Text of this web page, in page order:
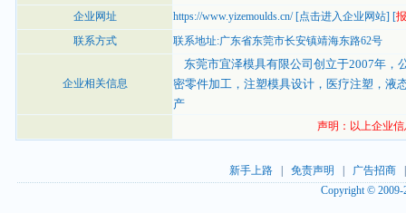
企业网址
https://www.yizemoulds.cn/[点击进入企业网站] [
联系方式
联系地址:广东省东莞市长安镇靖海东路62号
企业相关信息
东莞市宜泽模具有限公司创立于2007年，
密零件加工，注塑模具设计，医疗注塑，液
产
声明：以上企业
新手上路| 免责声明 广告招商
Copyright ©